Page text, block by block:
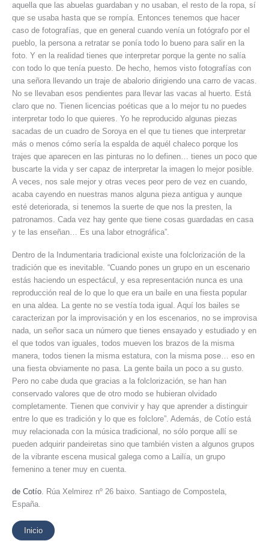
aquella que las abuelas guardaban y no usaban, el resto de la ropa, sí
que se usaba hasta que se rompía. Entonces tenemos que hacer
caso de fotografías, que en general cuando venía un fotógrafo por el
pueblo, la persona a retratar se ponía todo lo bueno para salir en la
foto. Y en la realidad tienes que interpretar porque la gente no salía
con todo lo que tenía puesto. De hecho, hemos visto fotografías con
una señora llevando un traje de abalorio dirigiendo una carro de vacas.
No se llevaban esos pendientes para llevar las vacas al huerto. Está
claro que no. Tienen licencias poéticas que a lo mejor tu no puedes
interpretar todo lo que quieres. Yo he reproducido algunas piezas
sacadas de un cuadro de Soroya en el que tu tienes que interpretar
más o menos cómo sería la espalda de aquél chaleco porque los
trajes que aparecen en las pinturas no lo definen… tienes un poco que
buscarte la vida y ser capaz de interpretar la imagen lo mejor posible.
A veces, nos sale mejor y otras veces peor pero de vez en cuando,
acaba cayendo en nuestras manos alguna pieza antigua y aunque
esté deteriorada, si tenemos la suerte de que nos la presten, la
patronamos. Cada vez hay gente que tiene cosas guardadas en casa
y te las enseñan… Es una labor etnográfica”.
Dentro de la Indumentaria tradicional existe una folclorización de la
tradición que es inevitable. “Cuando pones un grupo en un escenario
estás haciendo un espectácul, y esa representación nunca es una
reproducción real de lo que lo que era un baile en una fiesta popular
en una aldea. La gente no se vestía toda igual. Aquí los bailes se
caracterizan por la improvisación y en los escenarios, no se improvisa
nada, un señor saca un número que tienes ensayado y estudiado y en
el que todos van iguales, todos mueven los brazos de la misma
manera, todos tienen la misma estatura, con la misma pose… eso en
una fiesta obviamente no pasa. La gente baila un poco a su gusto.
Pero no cabe duda que gracias a la folclorización, se han han
conservado valores que de otro modo se hubieran olvidado
completamente. Tienen que convivir y hay que aprender a distinguir
entre lo que es tradición y lo que es folclore”. Además, de Cotío está
muy relacionada con la música tradicional, no sólo porque allí se
pueden adquirir pandeiretas sino que también visten a algunos grupos
de la vibrante escena musical galega como a Lailía, un grupo
femenino a tener muy en cuenta.
de Cotío. Rúa Xelmirez nº 26 baixo. Santiago de Compostela,
España.
Inicio